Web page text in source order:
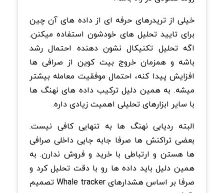
خیلی از تریدرهای حرفه ای از داده های آن چین
برای تایید تحلیل های خودشون استفاده میکنن.
اگه تحلیل تکنیکال نشون دهنده احتمال رشد
باشه و همزمان خروج بیت کوین از صرافی ها
افزایش پیدا کنه، احتمال موفقیت معامله بیشتر
میشه. به همین دلیل ترکیب داده های نهنگ ها
با سایر ابزارهای تحلیلی اهمیت زیادی داره.
البته ردیابی نهنگ ها به تنهایی کافی نیست.
بعضی تراکنش ها صرفا جابه جایی داخلی صرافی
ها هستن و ارتباطی با خرید و فروش ندارن. به
همین دلیل باید داده ها رو با دقت تحلیل کرد و
صرفا بر اساس هشدارهای Whale tracker تصمیم